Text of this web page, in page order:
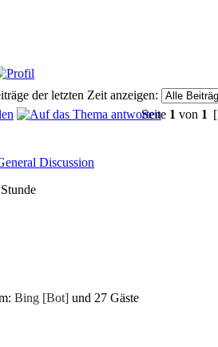
der letzten Zeit anzeigen:
Seite 1 von 1
Discussion
Bing [Bot] und 27 Gäste